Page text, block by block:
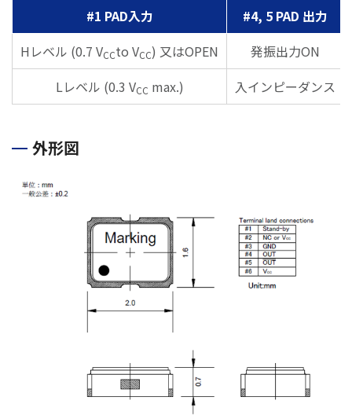
#1 PAD入力
#4, 5 PAD 出力
Hレベル (0.7 VCCto VCC) 又はOPEN
発振出力ON
Lレベル (0.3 VCC max.) 入インピーダンス
外形図